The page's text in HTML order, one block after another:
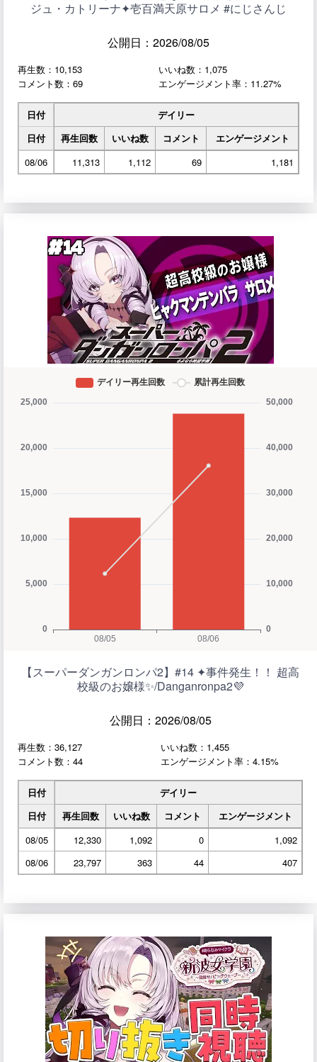
ジュ・カトリーナ✦壱百満天原サロメ #にじさんじ
公開日：2026/08/05
再生数：10,153
いいね数：1,075
コメント数：69
エンゲージメント率：11.27%
日付
デイリー
日付
再生回数 いいね数 コメント
エンゲージメント
08/06
11,313 1,112 69 1,181
【スーパーダンガンロンパ2】#14 ✦事件発生！！ 超高
校級のお嬢様✨/Danganronpa2💜
公開日：2026/08/05
再生数：36,127
いいね数：1,455
コメント数：44
エンゲージメント率：4.15%
日付
デイリー
日付
再生回数 いいね数 コメント
エンゲージメント
08/05
12,330 1,092 0
1,092
08/06
23,797 363 44 407